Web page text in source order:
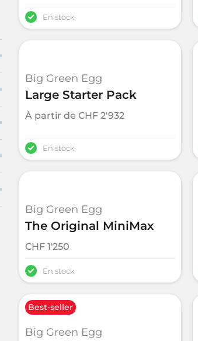
En stock
Big Green Egg
Large Starter Pack
À partir de CHF 2'932
En stock
Big Green Egg
The Original MiniMax
CHF 1'250
En stock
Best-seller
Big Green Egg